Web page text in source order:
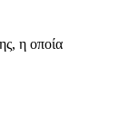
η οποία